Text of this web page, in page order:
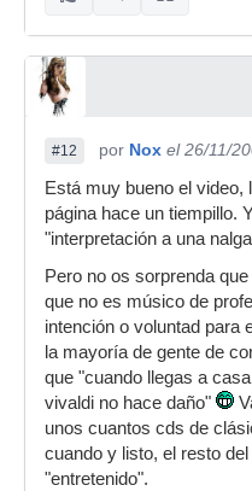
#12 por Nox el 26/11/
Está muy bueno el video,
página hace un tiempillo.
"interpretación a una
Pero no os sorprenda
que no es músico de
intención o voluntad para
la mayoría de gente de
que "cuando llegas a
vivaldi no hace daño"
unos cuantos cds de
cuando y listo, el resto
"entretenido".